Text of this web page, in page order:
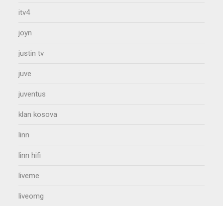
itv4
joyn
justin tv
juve
juventus
klan kosova
linn
linn hifi
liveme
liveomg